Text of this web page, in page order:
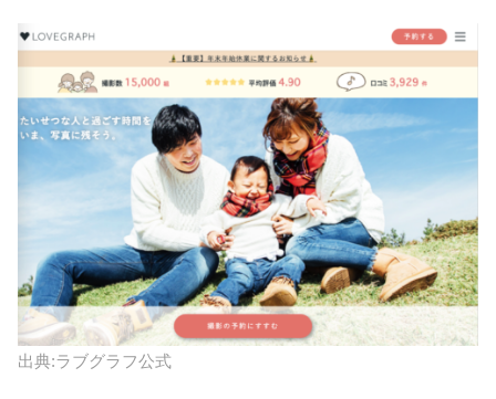
出典:ラブグラフ公式